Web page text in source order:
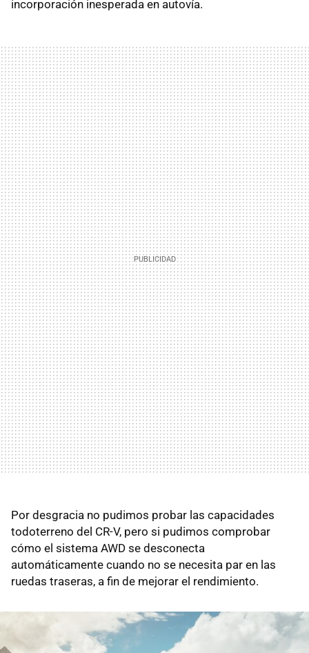
incorporación inesperada en autovía.
Por desgracia no pudimos probar las capacidades
todoterreno del CR-V, pero si pudimos comprobar
cómo el sistema AWD se desconecta
automáticamente cuando no se necesita par en las
ruedas traseras, a fin de mejorar el rendimiento.